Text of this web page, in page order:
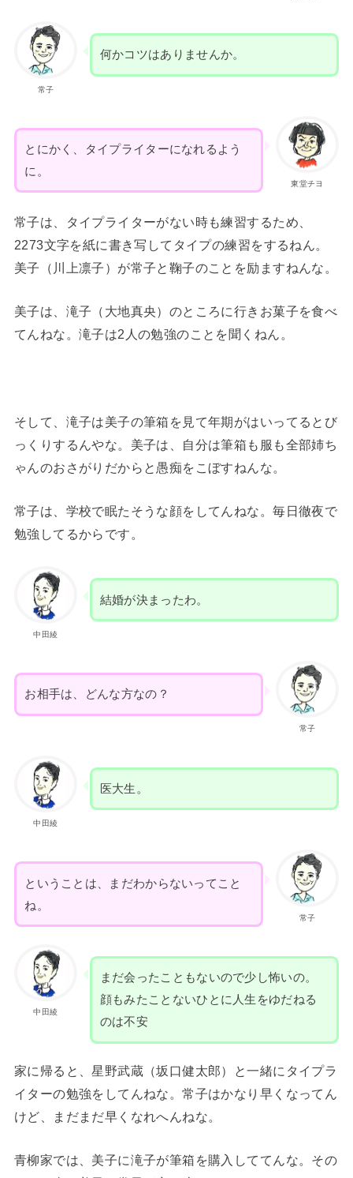
常子
何かコツはありませんか。
東堂チヨ
とにかく、タイプライターになれるよう
に。
常子は、タイプライターがない時も練習するため、
2273文字を紙に書き写してタイプの練習をするねん。
美子（川上凛子）が常子と鞠子のことを励ますねんな。
美子は、滝子（大地真央）のところに行きお菓子を食べ
てんねな。滝子は2人の勉強のことを聞くねん。
そして、滝子は美子の筆箱を見て年期がはいってるとび
っくりするんやな。美子は、自分は筆箱も服も全部姉ち
ゃんのおさがりだからと愚痴をこぼすねんな。
常子は、学校で眠たそうな顔をしてんねな。毎日徹夜で
勉強してるからです。
中田綾
結婚が決まったわ。
常子
お相手は、どんな方なの？
中田綾
医大生。
常子
ということは、まだわからないってこと
ね。
中田綾
まだ会ったこともないので少し怖いの。
顔もみたことないひとに人生をゆだねる
のは不安
家に帰ると、星野武蔵（坂口健太郎）と一緒にタイプラ
イターの勉強をしてんねな。常子はかなり早くなってん
けど、まだまだ早くなれへんねな。
青柳家では、美子に滝子が筆箱を購入しててんな。その